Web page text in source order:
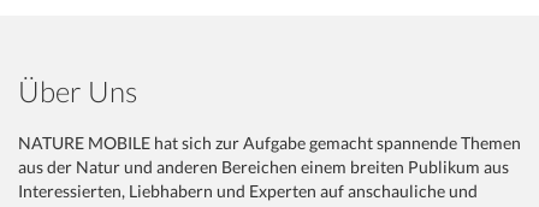
Über Uns
NATURE MOBILE hat sich zur Aufgabe gemacht spannende Themen
aus der Natur und anderen Bereichen einem breiten Publikum aus
Interessierten, Liebhabern und Experten auf anschauliche und